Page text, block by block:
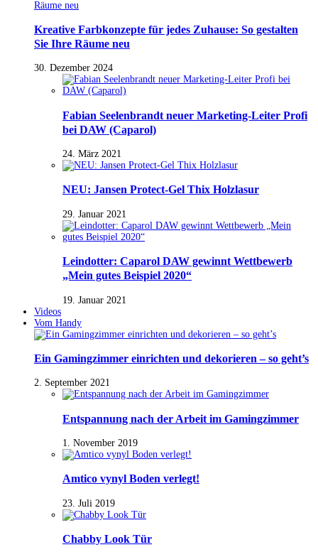
Kreative Farbkonzepte für jedes Zuhause: So gestalten
Sie Ihre Räume neu
30. Dezember 2024
Fabian Seelenbrandt neuer Marketing-Leiter Profi
bei DAW (Caparol)
24. März 2021
NEU: Jansen Protect-Gel Thix Holzlasur
29. Januar 2021
Leindotter: Caparol DAW gewinnt Wettbewerb
„Mein gutes Beispiel 2020“
19. Januar 2021
Videos
Vom Handy
Ein Gamingzimmer einrichten und dekorieren – so geht’s
2. September 2021
Entspannung nach der Arbeit im Gamingzimmer
1. November 2019
Amtico vynyl Boden verlegt!
23. Juli 2019
Chabby Look Tür